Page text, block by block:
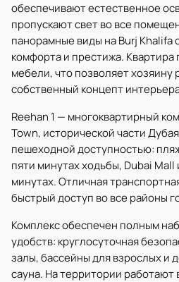
обеспечивают естественное
пропускают свет во все
панорамные виды на Burj Khalifa
комфорта и престижа. Квартира
мебели, что позволяет хозяину
собственный концепт
Reehan 1 — многоквартирный
Town, исторической части
пешеходной доступностью:
пяти минутах ходьбы, Dubai Mall
минутах. Отличная
быстрый доступ во все районы
Комплекс обеспечен полным
удобств: круглосуточная
залы, бассейны для взрослых и
сауна. На территории работают